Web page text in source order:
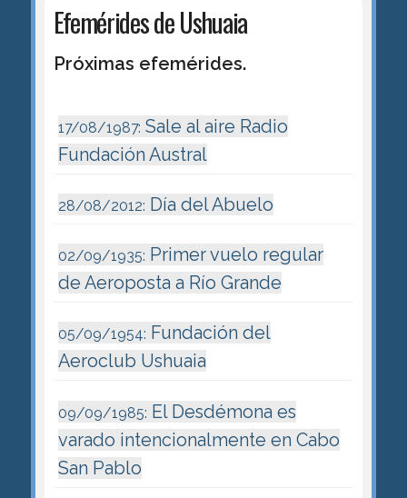
Efemérides de Ushuaia
Próximas efemérides.
17/08/1987: Sale al aire Radio
Fundación Austral
28/08/2012: Día del Abuelo
02/09/1935: Primer vuelo regular
de Aeroposta a Río Grande
05/09/1954: Fundación del
Aeroclub Ushuaia
09/09/1985: El Desdémona es
varado intencionalmente en Cabo
San Pablo